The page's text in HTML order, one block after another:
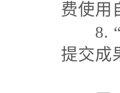
费使用
8.
提交成